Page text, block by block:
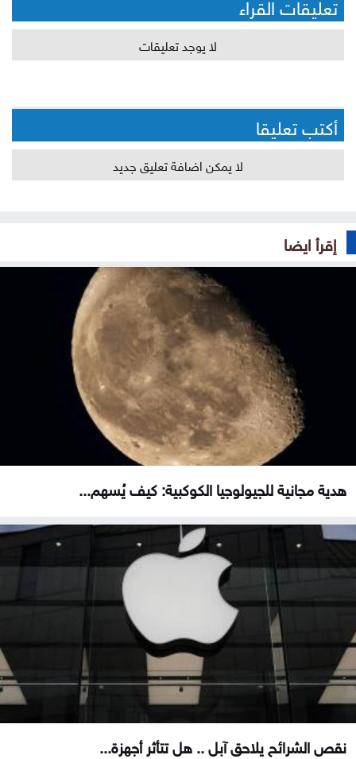
لا يوجد تعليقات
أكتب تعليقا
لا يمكن اضافة تعليق جديد
إقرأ ايضا
هدية مجانية للجيولوجيا الكوكبية: كيف يُسهم...
نقص الشرائح يلاحق آبل .. هل تتأثر أجهزة...